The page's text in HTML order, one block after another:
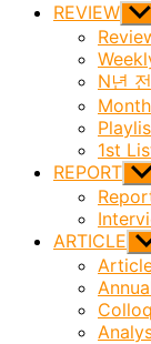
REVIEW
N년
1st
REPORT
ARTICLE